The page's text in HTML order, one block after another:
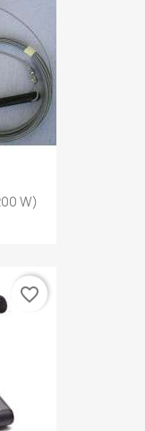
W)
favorite_border